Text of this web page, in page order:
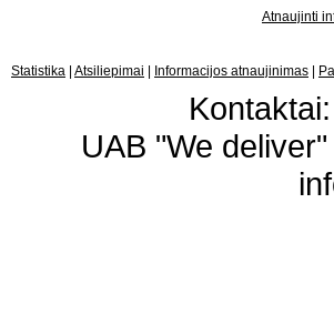
Atnaujinti
Statistika Atsiliepimai Informacijos atnaujinimas
UAB "We